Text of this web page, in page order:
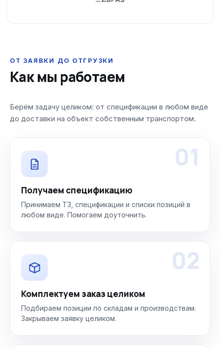
ОТ ЗАЯВКИ ДО ОТГРУЗКИ
Как мы работаем
Берём задачу целиком: от спецификации в любом виде
до доставки на объект собственным транспортом.
01
Получаем спецификацию
Принимаем ТЗ, спецификации и списки позиций в
любом виде. Помогаем доуточнить.
02
Комплектуем заказ целиком
Подбираем позиции по складам и производствам.
Закрываем заявку целиком.